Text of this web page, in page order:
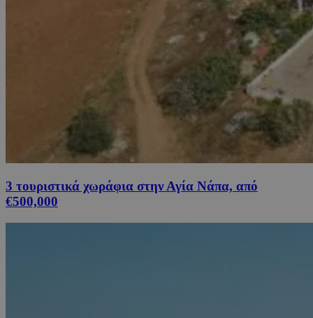
3 τουριστικά χωράφια στην Αγία Νάπα, από
€500,000